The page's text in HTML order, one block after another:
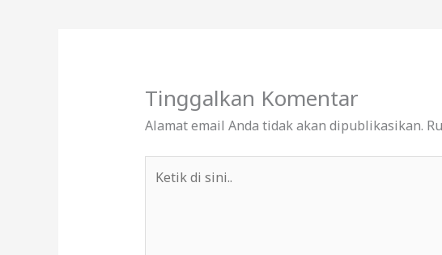
Tinggalkan Komentar
Alamat email Anda tidak akan dipublikasikan.